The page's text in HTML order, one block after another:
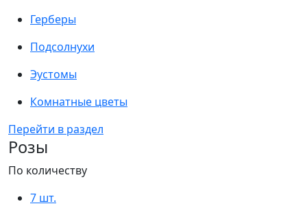
Герберы
Подсолнухи
Эустомы
Комнатные цветы
Перейти в раздел
Розы
По количеству
7 шт.